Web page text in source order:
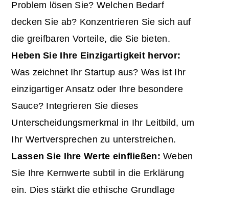
Problem lösen Sie? Welchen Bedarf
decken Sie ab? Konzentrieren Sie sich auf
die greifbaren Vorteile, die Sie bieten.
Heben Sie Ihre Einzigartigkeit hervor:
Was zeichnet Ihr Startup aus? Was ist Ihr
einzigartiger Ansatz oder Ihre besondere
Sauce? Integrieren Sie dieses
Unterscheidungsmerkmal in Ihr Leitbild, um
Ihr Wertversprechen zu unterstreichen.
Lassen Sie Ihre Werte einfließen: Weben
Sie Ihre Kernwerte subtil in die Erklärung
ein. Dies stärkt die ethische Grundlage